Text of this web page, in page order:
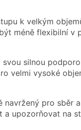
k velkým
méně flexibilní v
silnou
velmi vysoké
pro sběr
upozorňovat na